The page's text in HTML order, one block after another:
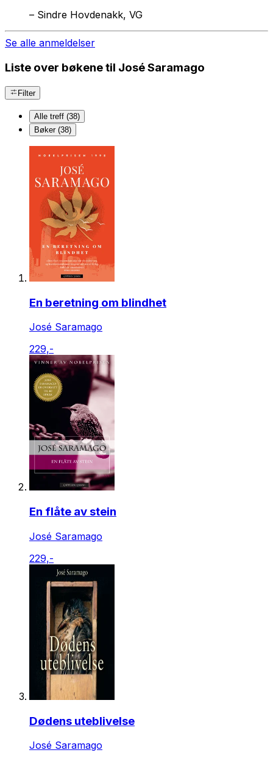
– Sindre Hovdenakk, VG
Se alle anmeldelser
Liste over bøkene til José Saramago
Filter
Alle treff (38)
Bøker (38)
En beretning om blindhet
José Saramago
229,-
En flåte av stein
José Saramago
229,-
Dødens uteblivelse
José Saramago